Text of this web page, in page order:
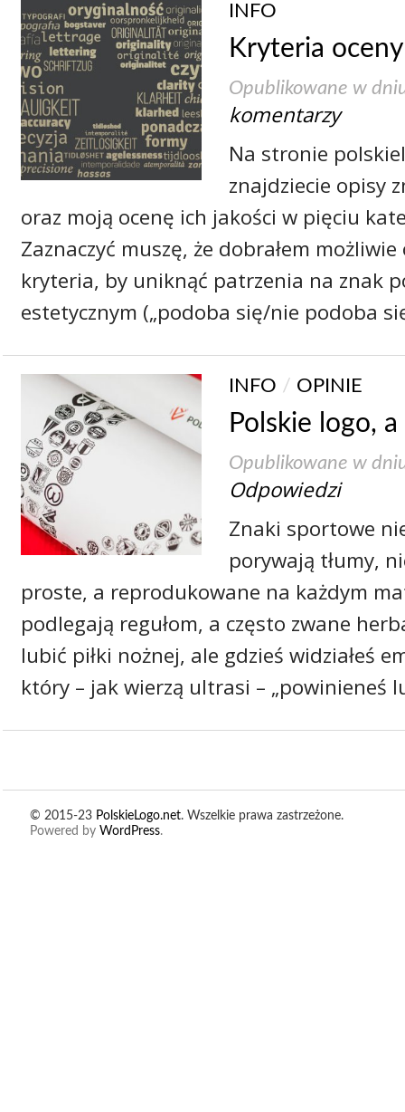
INFO
Kryteria
Opublikowane w
komentarzy
Na stronie
znajdziecie opisy
oraz moją ocenę ich jakości w pięciu
Zaznaczyć muszę, że dobrałem
kryteria, by uniknąć patrzenia na znak
estetycznym („podoba się/nie podoba
INFO / OPINIE
Polskie logo,
Opublikowane w
Odpowiedzi
Znaki sportowe
porywają tłumy,
proste, a reprodukowane na każdym
podlegają regułom, a często zwane
lubić piłki nożnej, ale gdzieś widziałeś
który – jak wierzą ultrasi – „powinieneś
© 2015-23 PolskieLogo.net. Wszelkie prawa zastrzeżone.
Powered by WordPress.